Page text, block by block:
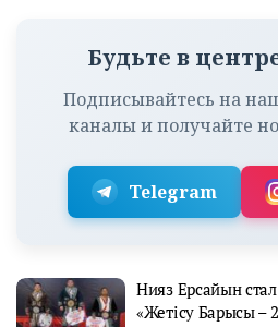
Будьте в
Подписывайтесь на
каналы и получайте
Telegram
Нияз Ерсайын
«Жетісу Барысы –